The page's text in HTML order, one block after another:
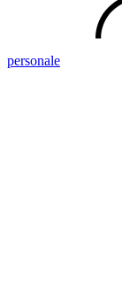
personale